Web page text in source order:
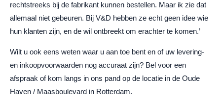
rechtstreeks bij de fabrikant kunnen bestellen. Maar ik zie dat
allemaal niet gebeuren. Bij V&D hebben ze echt geen idee wie
hun klanten zijn, en de wil ontbreekt om erachter te komen.’
Wilt u ook eens weten waar u aan toe bent en of uw levering-
en inkoopvoorwaarden nog accuraat zijn? Bel voor een
afspraak of kom langs in ons pand op de locatie in de Oude
Haven / Maasboulevard in Rotterdam.